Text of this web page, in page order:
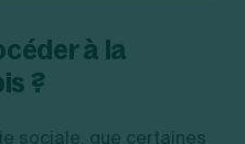
à la
?
sociale, que certaines